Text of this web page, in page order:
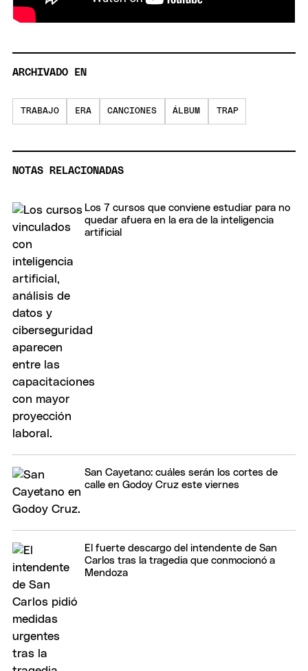
ARCHIVADO EN
TRABAJO ERA CANCIONES ÁLBUM TRAP
NOTAS RELACIONADAS
Los 7 cursos que conviene estudiar para no
quedar afuera en la era de la inteligencia
artificial
San Cayetano: cuáles serán los cortes de
calle en Godoy Cruz este viernes
El fuerte descargo del intendente de San
Carlos tras la tragedia que conmocionó a
Mendoza